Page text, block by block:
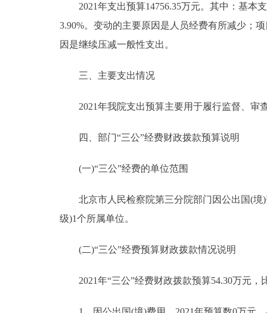
2021年支出预算14756.35万元。其中：基本支
3.90%。变动的主要原因是人员经费有所减少；
因是继续压减一般性支出。
三、主要支出情况
2021年我院支出预算主要用于履行监督、审
四、部门“三公”经费财政拨款预算说明
(一)“三公”经费的单位范围
北京市人民检察院第三分院部门因公出国(境)
级)1个所属单位。
(二)“三公”经费预算财政拨款情况说明
2021年“三公”经费财政拨款预算54.30万元，